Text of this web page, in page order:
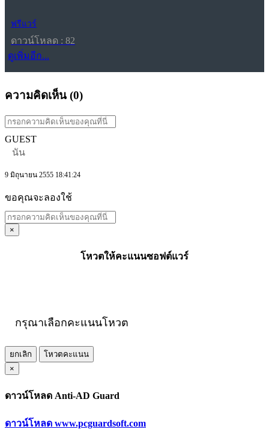
ฟรีแวร์
ดาวน์โหลด : 82
ดูเพิ่มอีก...
ความคิดเห็น (0)
GUEST
นัน
9 มิถุนายน 2555 18:41:24
ขอคุณจะลองใช้
×
โหวตให้คะแนนซอฟต์แวร์
กรุณาเลือกคะแนนโหวต
ยกเลิก
โหวตคะแนน
×
ดาวน์โหลด Anti-AD Guard
ดาวน์โหลด www.pcguardsoft.com